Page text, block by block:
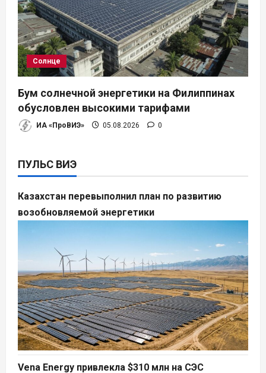
Солнце
Бум солнечной энергетики на Филиппинах
обусловлен высокими тарифами
ИА «ПроВИЭ» 05.08.2026 0
ПУЛЬС ВИЭ
Казахстан перевыполнил план по развитию
возобновляемой энергетики
Vena Energy привлекла $310 млн на СЭС